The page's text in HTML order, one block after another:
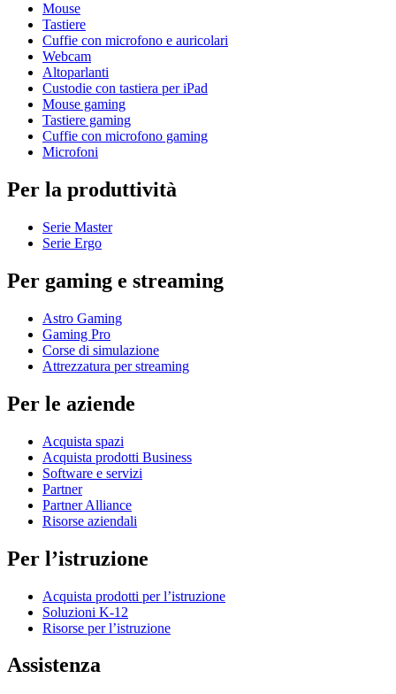
Mouse
Tastiere
Cuffie con microfono e auricolari
Webcam
Altoparlanti
Custodie con tastiera per iPad
Mouse gaming
Tastiere gaming
Cuffie con microfono gaming
Microfoni
Per la produttività
Serie Master
Serie Ergo
Per gaming e streaming
Astro Gaming
Gaming Pro
Corse di simulazione
Attrezzatura per streaming
Per le aziende
Acquista spazi
Acquista prodotti Business
Software e servizi
Partner
Partner Alliance
Risorse aziendali
Per l’istruzione
Acquista prodotti per l’istruzione
Soluzioni K-12
Risorse per l’istruzione
Assistenza